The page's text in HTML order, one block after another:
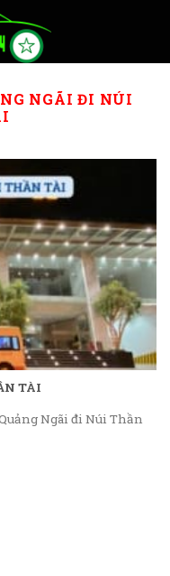
NGÃI ĐI NÚI
TÀI
Ngãi đi Núi Thần